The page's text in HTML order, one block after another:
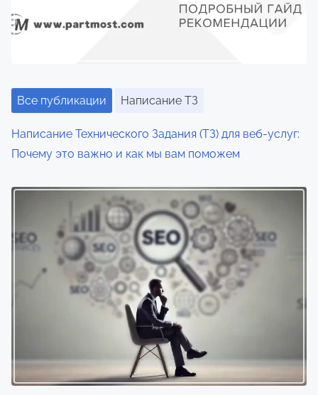
о
а
п
и
я
м
Все публикации Написание ТЗ
Написание Технического Задания (ТЗ) для веб-услуг:
Почему это важно и как мы вам поможем